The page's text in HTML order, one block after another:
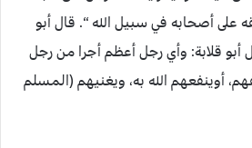
على أصحابه في سبيل الله “. قال أبو
أبو قلابة: وأي رجل أعظم أجرا من رجل
أوينفعهم الله به، ويغنيهم (المسلم